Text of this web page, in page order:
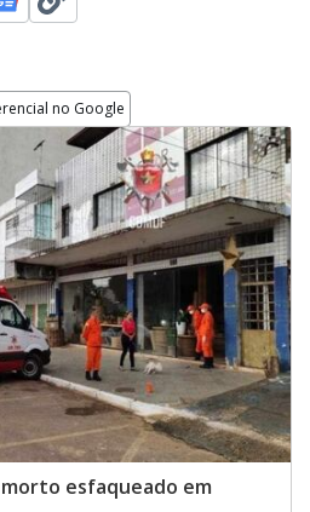
no Google
esfaqueado em